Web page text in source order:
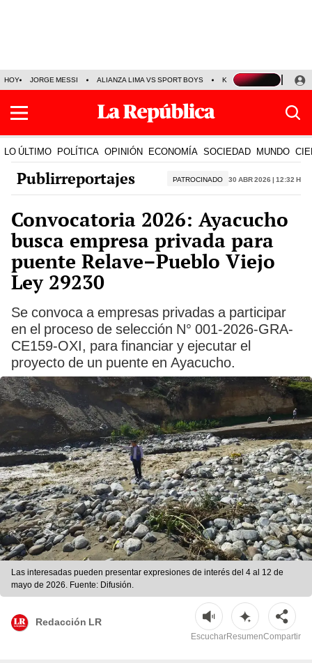
HOY JORGE MESSI ALIANZA LIMA VS SPORT BOYS KENJI FUJIMORI
LO ÚLTIMO POLÍTICA OPINIÓN ECONOMÍA SOCIEDAD MUNDO
Publirreportajes PATROCINADO 30 Abr 2026 | 12:32 h
Convocatoria 2026: Ayacucho
busca empresa privada para
puente Relave–Pueblo Viejo
Ley 29230
Se convoca a empresas privadas a participar
en el proceso de selección N° 001-2026-GRA-
CE159-OXI, para financiar y ejecutar el
proyecto de un puente en Ayacucho.
Las interesadas pueden presentar expresiones de interés del 4 al 12 de
mayo de 2026. Fuente: Difusión.
Redacción LR
EscucharResumenCompartir